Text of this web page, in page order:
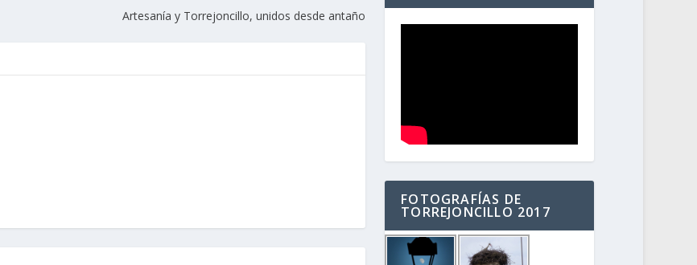
Artesanía y Torrejoncillo, unidos desde antaño
FOTOGRAFÍAS DE
TORREJONCILLO 2017